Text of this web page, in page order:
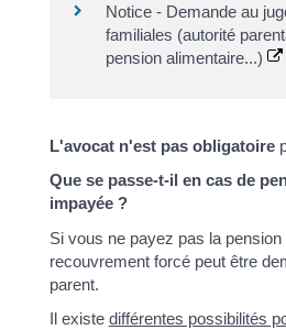
Notice - Demande au
familiales (autorité
pension alimentaire...)
L'avocat n'est pas obligatoire
Que se passe-t-il en cas de
impayée ?
Si vous ne payez pas la pension
recouvrement forcé peut être
parent.
Il existe différentes possibilités